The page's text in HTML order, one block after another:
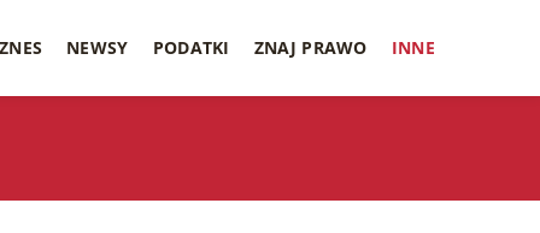
NEWSY PODATKI ZNAJ PRAWO INNE